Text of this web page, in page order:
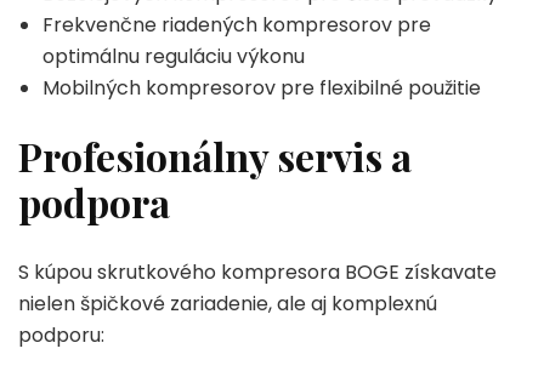
Frekvenčne riadených kompresorov pre
optimálnu reguláciu výkonu
Mobilných kompresorov pre flexibilné použitie
Profesionálny servis a
podpora
S kúpou skrutkového kompresora BOGE získavate
nielen špičkové zariadenie, ale aj komplexnú
podporu: